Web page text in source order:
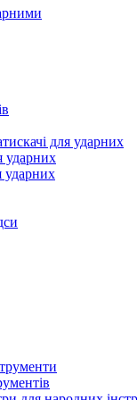
для ударних
ударних
ударних